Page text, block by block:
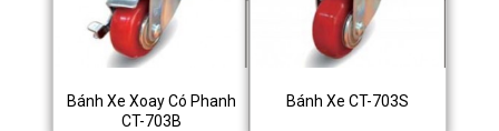
Bánh Xe Xoay Có Phanh
CT-703B
Bánh Xe CT-703S